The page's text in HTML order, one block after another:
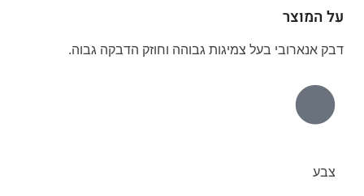
על המוצר
דבק אנארובי בעל צמיגות גבוהה וחוזק הדבקה גבוה.
צבע